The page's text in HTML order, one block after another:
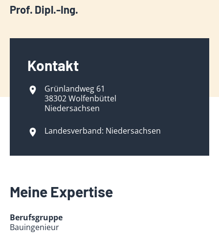
Prof. Dipl.-Ing.
Kontakt
Grünlandweg 61
38302 Wolfenbüttel
Niedersachsen
Landesverband: Niedersachsen
Meine Expertise
Berufsgruppe
Bauingenieur